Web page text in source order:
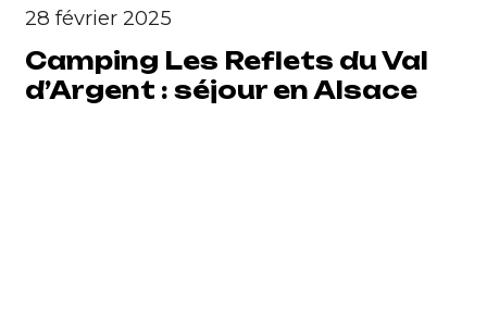
28 février 2025
Camping Les Reflets du Val
d’Argent : séjour en Alsace